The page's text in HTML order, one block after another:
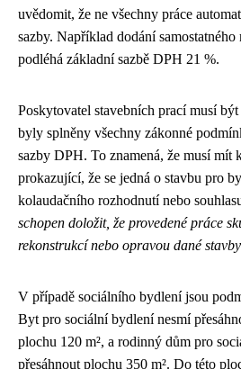
uvědomit, že ne všechny práce
sazby. Například dodání samostatného
podléhá základní sazbě DPH 21 %.
Poskytovatel stavebních prací musí
byly splněny všechny zákonné
sazby DPH. To znamená, že musí mít
prokazující, že se jedná o stavbu pro
kolaudačního rozhodnutí nebo
schopen doložit, že provedené práce
rekonstrukcí nebo opravou dané stavby
V případě sociálního bydlení jsou
Byt pro sociální bydlení nesmí
plochu 120 m², a rodinný dům pro
přesáhnout plochu 350 m². Do této